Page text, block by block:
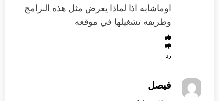
اوماشابه اذا لماذا يعرض مثل هذه البرامج
وطريقه تشغيلها في موقعه
رد
فيصل